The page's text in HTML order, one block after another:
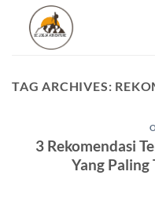
content
TAG ARCHIVES:
3 Rekomendasi
Yang